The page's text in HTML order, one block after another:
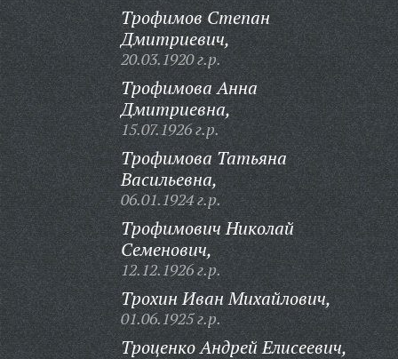
Трофимов Степан
Дмитриевич,
20.03.1920 г.р.
Трофимова Анна
Дмитриевна,
15.07.1926 г.р.
Трофимова Татьяна
Васильевна,
06.01.1924 г.р.
Трофимович Николай
Семенович,
12.12.1926 г.р.
Трохин Иван Михайлович,
01.06.1925 г.р.
Троценко Андрей Елисеевич,